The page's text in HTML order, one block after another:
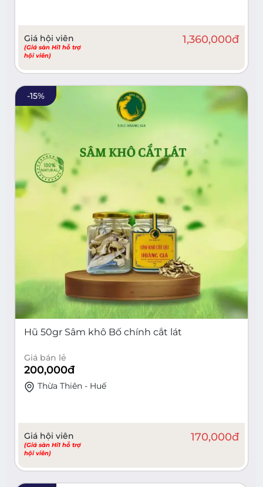
Giá hội viên
(Giá sàn Hi1 hỗ trợ
hội viên)
1,360,000đ
-15%
Hũ 50gr Sâm khô Bố chính cắt lát
Giá bán lẻ
200,000đ
Thừa Thiên - Huế
Giá hội viên
(Giá sàn Hi1 hỗ trợ
hội viên)
170,000đ